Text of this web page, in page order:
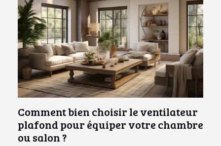
Comment bien choisir le ventilateur
plafond pour équiper votre chambre
ou salon ?